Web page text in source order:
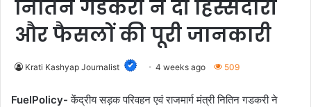
नितिन गडकरी ने दी हिस्सेदारी
और फैसलों की पूरी जानकारी
Krati Kashyap Journalist 4 weeks ago 509
FuelPolicy- केंद्रीय सड़क परिवहन एवं राजमार्ग मंत्री नितिन गडकरी ने